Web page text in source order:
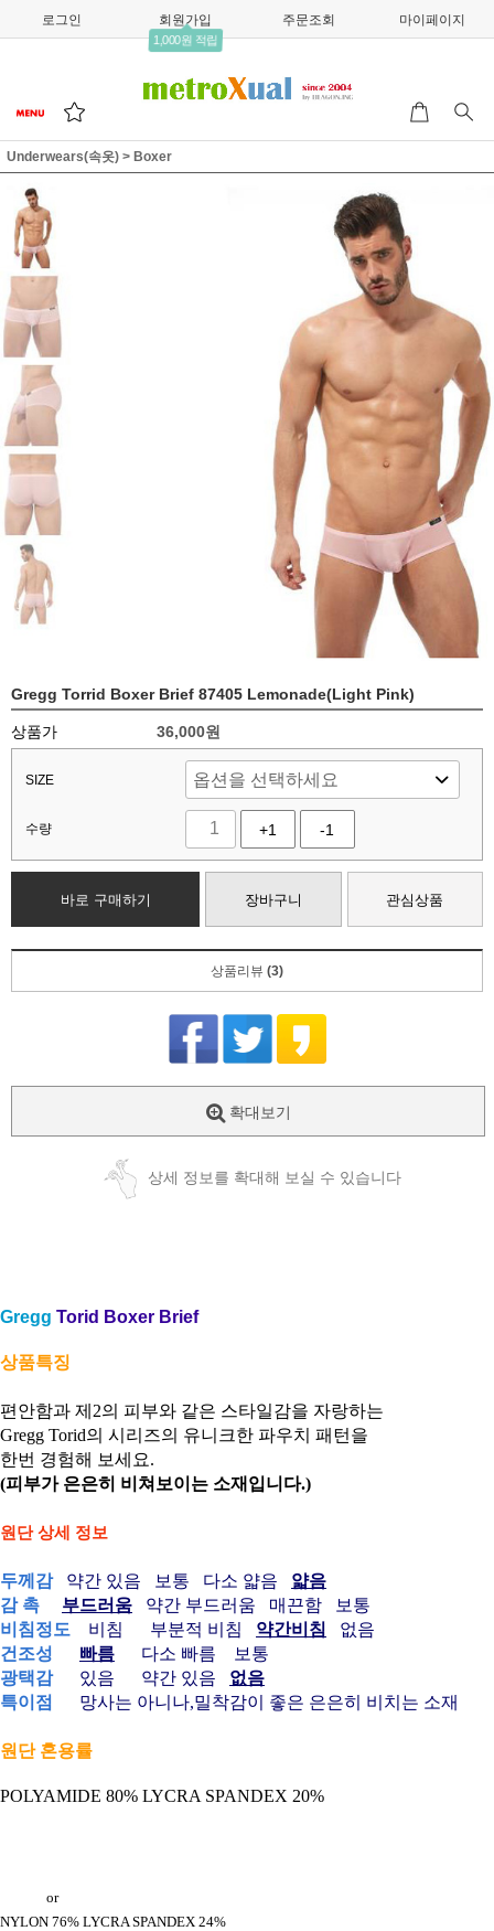
로그인 회원가입
1,000원 적립
주문조회 마이페이지
Underwears(속옷) > Boxer
Gregg Torrid Boxer Brief 87405 Lemonade(Light Pink)
상품가 36,000원
SIZE
수량 +1 -1
바로 구매하기 장바구니 관심상품
상품리뷰 (3)
확대보기
상세 정보를 확대해 보실 수 있습니다
Gregg Torid Boxer Brief
상품특징
편안함과 제2의 피부와 같은 스타일감을 자랑하는
Gregg Torid의 시리즈의 유니크한 파우치 패턴을
한번 경험해 보세요.
(피부가 은은히 비쳐보이는 소재입니다.)
원단 상세 정보
두께감 약간 있음 보통 다소 얇음 얇음
감 촉
부드러움
약간 부드러움 매끈함 보통
비침정도
비침 부분적 비침 약간비침
없음
건조성 빠름
다소 빠름 보통
광택감 있음 약간 있음 없음
특이점
망사는 아니나,밀착감이 좋은 은은히 비치는 소재
원단 혼용률
POLYAMIDE 80% LYCRA SPANDEX 20%
or
NYLON 76% LYCRA SPANDEX 24%